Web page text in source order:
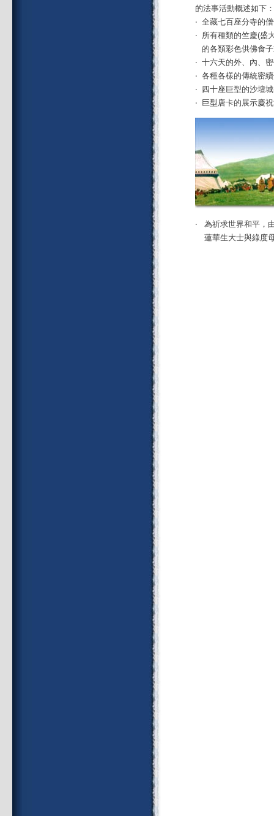
的法事活動概述如下：
‧ 全藏七百座分寺的
‧ 所有種類的竺慶(盛
的各類彩色供佛食
‧ 十六天的外、內、
‧ 各種各樣的傳統密
‧
四十座巨型的沙壇
‧
巨型唐卡的展示慶
‧
為祈求世界和平，
蓮華生大士與綠度